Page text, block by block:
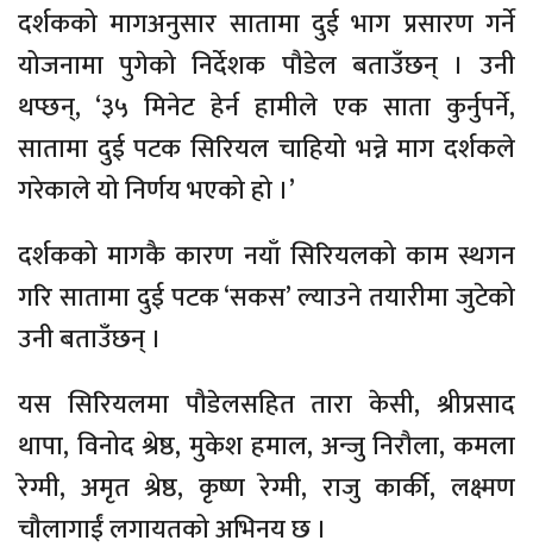
दर्शकको मागअनुसार सातामा दुई भाग प्रसारण गर्ने
योजनामा पुगेको निर्देशक पौडेल बताउँछन् । उनी
थप्छन्, ‘३५ मिनेट हेर्न हामीले एक साता कुर्नुपर्ने,
सातामा दुई पटक सिरियल चाहियो भन्ने माग दर्शकले
गरेकाले यो निर्णय भएको हो ।’
दर्शकको मागकै कारण नयाँ सिरियलको काम स्थगन
गरि सातामा दुई पटक ‘सकस’ ल्याउने तयारीमा जुटेको
उनी बताउँछन् ।
यस सिरियलमा पौडेलसहित तारा केसी, श्रीप्रसाद
थापा, विनोद श्रेष्ठ, मुकेश हमाल, अन्जु निरौला, कमला
रेग्मी, अमृत श्रेष्ठ, कृष्ण रेग्मी, राजु कार्की, लक्ष्मण
चौलागाईं लगायतको अभिनय छ ।